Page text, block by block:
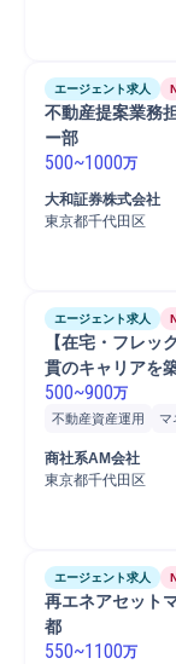
エージェント求人
不動産提案業務
ー部
500~1000万
大和証券株式会社
東京都千代田区
エージェント求人
【在宅・フレ
貫のキャリアを
500~900万
不動産資産運用 マ
レポーティング
不動産証券化
商社系AM会社
東京都千代田区
エージェント求人
再エネアセット
都
550~1100万